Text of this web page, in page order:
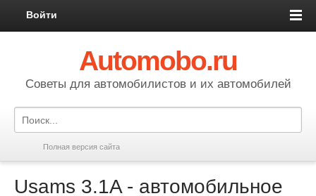
Войти
Automobo.ru
Cоветы для автомобилистов и их автомобилей
Полная версия сайта
Usams 3.1A - автомобильное